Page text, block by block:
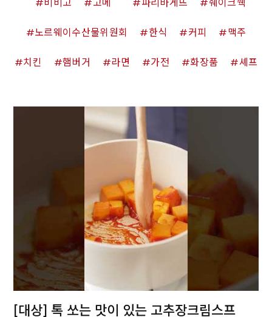
비비고
고메
파리바게뜨
쉐이크쉑
노르웨이수산물위원회 한식 커피 맥주
치킨 햄버거 라면 가전 화장품 셰프
[대상] 톡 쏘는 맛이 있는 고추장크림스프